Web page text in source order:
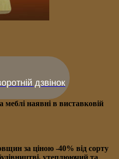
дзвінок
наявні в виставковій
за ціною -40% від сорту
утеплюючий та